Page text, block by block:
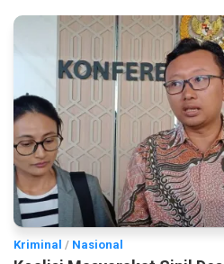
Kriminal / Nasional